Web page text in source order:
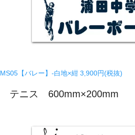
MS05【バレー】-白地×紺 3,900円(税抜)
テニス 600mm×200mm